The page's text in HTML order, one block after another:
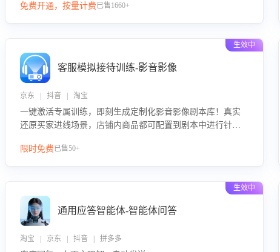
免费开通，按量计费已售1660+
生效中
客服模拟接待训练-影音影像
京东 | 抖音 | 淘宝
一键激活专属训练，即刻生成定制化影音影像剧本库！真实
还原买家进线场景，店铺内商品都可配置到剧本中进行针对
击 “立即开通”，快速获取影音影像类目剧本，一键开启客服
限时免费已售50+
生效中
通用应答智能体-智能体问答
淘宝 | 京东 | 抖音 | 拼多多